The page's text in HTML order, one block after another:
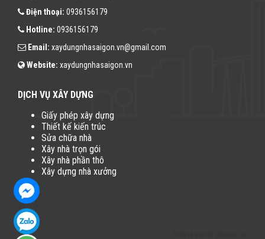
Điện thoại: 0936156179
Hotline: 0936156179
Email: xaydungnhasaigon.vn@gmail.com
Website: xaydungnhasaigon.vn
DỊCH VỤ XÂY DỰNG
Giấy phép xây dựng
Thiết kế kiến trúc
Sửa chữa nhà
Xây nhà trọn gói
Xây nhà phần thô
Xây dựng nhà xưởng